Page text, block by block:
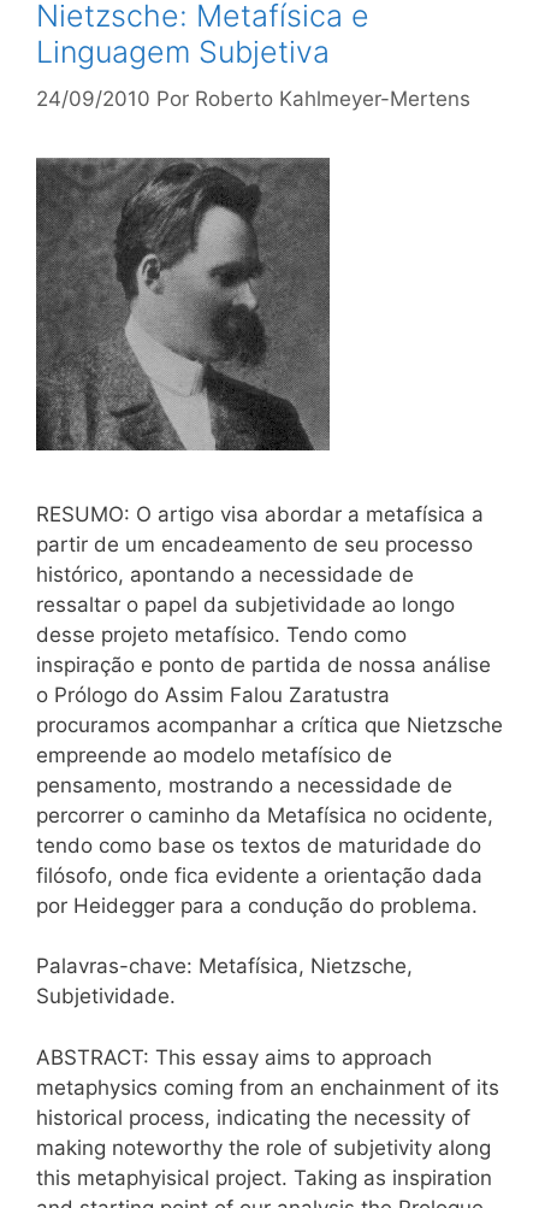
Nietzsche: Metafísica e
Linguagem Subjetiva
24/09/2010 Por Roberto Kahlmeyer-Mertens
RESUMO: O artigo visa abordar a metafísica a
partir de um encadeamento de seu processo
histórico, apontando a necessidade de
ressaltar o papel da subjetividade ao longo
desse projeto metafísico. Tendo como
inspiração e ponto de partida de nossa análise
o Prólogo do Assim Falou Zaratustra
procuramos acompanhar a crítica que Nietzsche
empreende ao modelo metafísico de
pensamento, mostrando a necessidade de
percorrer o caminho da Metafísica no ocidente,
tendo como base os textos de maturidade do
filósofo, onde fica evidente a orientação dada
por Heidegger para a condução do problema.
Palavras-chave: Metafísica, Nietzsche,
Subjetividade.
ABSTRACT: This essay aims to approach
metaphysics coming from an enchainment of its
historical process, indicating the necessity of
making noteworthy the role of subjetivity along
this metaphyisical project. Taking as inspiration